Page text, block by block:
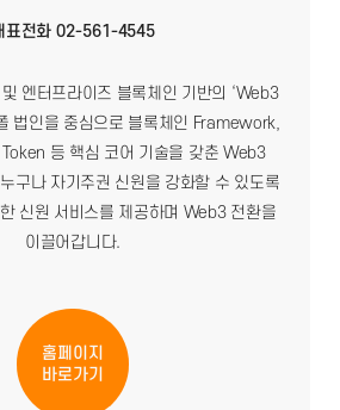
표전화 02-561-4545
엔터프라이즈 블록체인 기반의 ‘Web3
법인을 중심으로 블록체인 Framework,
등 핵심 코어 기술을 갖춘 Web3
구나 자기주권 신원을 강화할 수 있도록
신원 서비스를 제공하며 Web3 전환을
이끌어갑니다.
홈페이지
바로가기